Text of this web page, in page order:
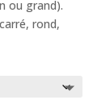
ou grand).
rond,